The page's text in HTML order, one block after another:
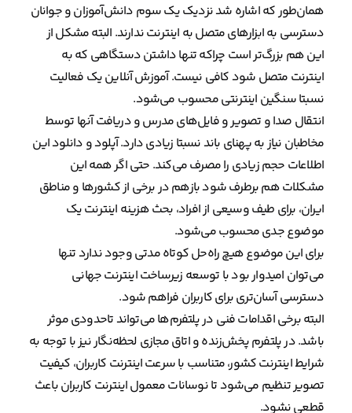
همان‌طور که اشاره شد نزدیک یک سوم دانش‌آموزان و جوانان
دسترسی به ابزارهای متصل به اینترنت ندارند. البته مشکل از
این هم بزرگ‌تر است چراکه تنها داشتن دستگاهی که به
اینترنت متصل شود کافی نیست. آموزش آنلاین یک فعالیت
نسبتا سنگین اینترنتی محسوب می‌شود.
انتقال صدا و تصویر و فایل‌های مدرس و دریافت آنها توسط
مخاطبان نیاز به پهنای باند نسبتا زیادی دارد. آپلود و دانلود این
اطلاعات حجم زیادی را مصرف می‌کند. حتی اگر همه این
مشکلات هم برطرف شود بازهم در برخی از کشورها و مناطق
ایران، برای طیف وسیعی از افراد، بحث هزینه اینترنت یک
موضوع جدی محسوب می‌شود.
برای این موضوع هیچ راه‌حل کوتاه مدتی وجود ندارد تنها
می‌توان امیدوار بود با توسعه زیرساخت اینترنت جهانی
دسترسی آسان‌تری برای کاربران فراهم شود.
البته برخی اقدامات فنی در پلتفرم‌ها می‌تواند تاحدودی موثر
باشد. در پلتفرم پخش‌زنده و اتاق مجازی لحظه‌نگار نیز با توجه به
شرایط اینترنت کشور، متناسب با سرعت اینترنت کاربران، کیفیت
تصویر تنظیم می‌شود تا نوسانات معمول اینترنت کاربران باعث
قطعی نشود.